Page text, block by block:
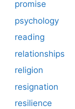
promise
psychology
reading
relationships
religion
resignation
resilience